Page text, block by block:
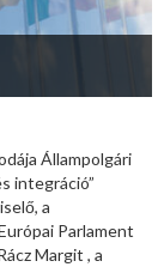
Állampolgári
integráció”
a
Parlament
Margit , a